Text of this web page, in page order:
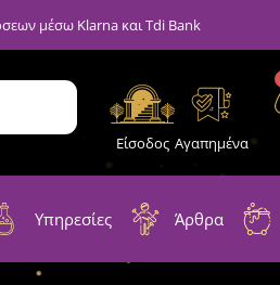
μέσω Klarna και Tdi Bank
Είσοδος Αγαπημένα
Υπηρεσίες Άρθρα